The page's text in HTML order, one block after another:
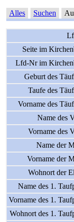
Alles Suchen
Seite im
Lfd-Nr im
Geburt des
Taufe des
Vorname des
Name des
Vorname des
Name der
Vorname der
Wohnort der
Name des 1.
Vorname des 1.
Wohnort des 1.